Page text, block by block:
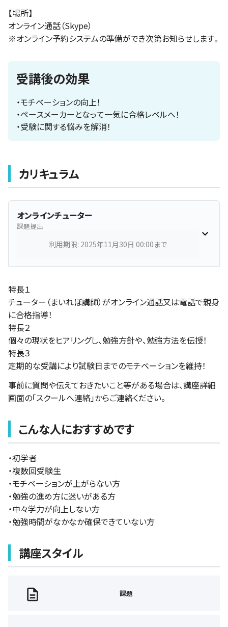
【場所】
オンライン通話（Skype）
※オンライン予約システムの準備ができ次第お知らせします。
受講後の効果
・モチベーションの向上！
・ペースメーカーとなって一気に合格レベルへ！
・受験に関する悩みを解消！
カリキュラム
オンラインチューター
課題提出
利用期限: 2025年11月30日 00:00まで
特長１
チューター（まいれぼ講師）がオンライン通話又は電話で親身
に合格指導！
特長２
個々の現状をヒアリングし、勉強方針や、勉強方法を伝授！
特長３
定期的な受講により試験日までのモチベーションを維持！
事前に質問や伝えておきたいこと等がある場合は、講座詳細
画面の「スクールへ連絡」からご連絡ください。
こんな人におすすめです
・初学者
・複数回受験生
・モチベーションが上がらない方
・勉強の進め方に迷いがある方
・中々学力が向上しない方
・勉強時間がなかなか確保できていない方
講座スタイル
課題